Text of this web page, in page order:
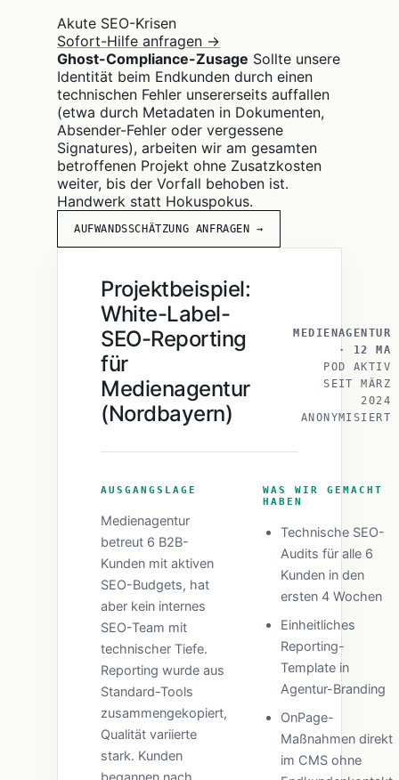
Akute SEO-Krisen
Sofort-Hilfe anfragen →
Ghost-Compliance-Zusage Sollte unsere
Identität beim Endkunden durch einen
technischen Fehler unsererseits auffallen
(etwa durch Metadaten in Dokumenten,
Absender-Fehler oder vergessene
Signatures), arbeiten wir am gesamten
betroffenen Projekt ohne Zusatzkosten
weiter, bis der Vorfall behoben ist.
Handwerk statt Hokuspokus.
AUFWANDSSCHÄTZUNG ANFRAGEN →
Projektbeispiel:
White-Label-
SEO-Reporting
für
Medienagentur
(Nordbayern)
MEDIENAGENTUR
· 12 MA
POD AKTIV
SEIT MÄRZ
2024
ANONYMISIERT
AUSGANGSLAGE
Medienagentur
betreut 6 B2B-
Kunden mit aktiven
SEO-Budgets, hat
aber kein internes
SEO-Team mit
technischer Tiefe.
Reporting wurde aus
Standard-Tools
zusammengekopiert,
Qualität variierte
stark. Kunden
WAS WIR GEMACHT
HABEN
Technische SEO-
Audits für alle 6
Kunden in den
ersten 4 Wochen
Einheitliches
Reporting-
Template in
Agentur-Branding
OnPage-
Maßnahmen direkt
im CMS ohne